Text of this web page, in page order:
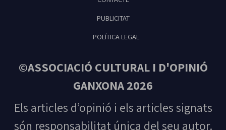
PUBLICITAT
POLÍTICA LEGAL
©ASSOCIACIÓ CULTURAL I D'OPINIÓ
GANXONA 2026
Els articles d’opinió i els articles signats
són responsabilitat única del seu autor.